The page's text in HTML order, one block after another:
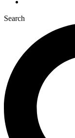
Search